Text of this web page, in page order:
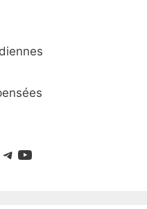
Sur Telegram
YouTube